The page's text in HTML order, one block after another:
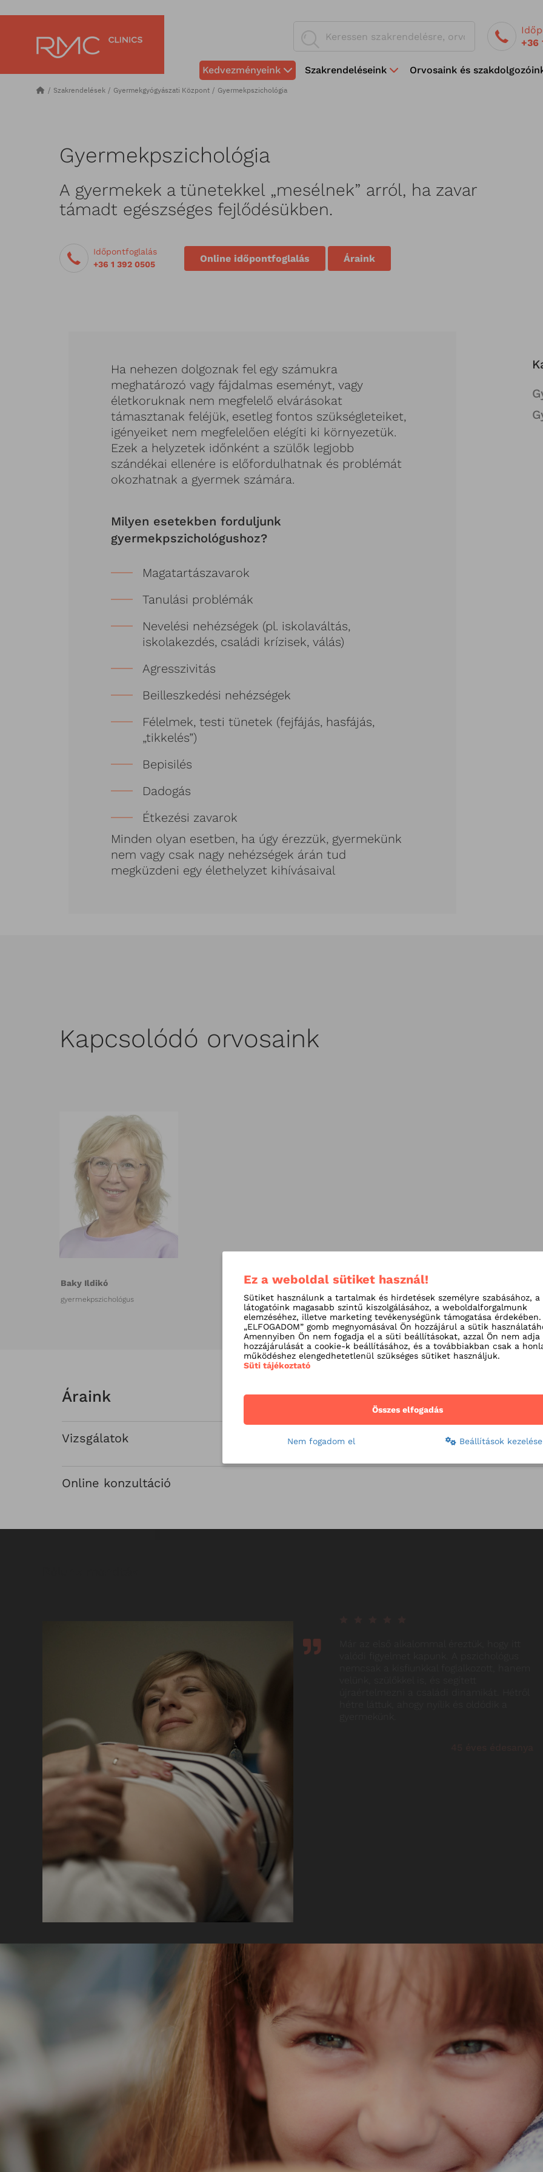
+36
Kedvezményeink Szakrendeléseink Orvosaink és
Szakrendelések Gyermekgyógyászati Központ Gyermekpszichológia
Gyermekpszichológia
A gyermekek a tünetekkel „mesélnek” arról, ha zavar
támadt egészséges fejlődésükben.
Időpontfoglalás
+36 1 392 0505
Online időpontfoglalás Áraink
Ha nehezen dolgoznak fel egy számukra
meghatározó vagy fájdalmas eseményt, vagy
életkoruknak nem megfelelő elvárásokat
támasztanak feléjük, esetleg fontos szükségleteiket,
igényeiket nem megfelelően elégíti ki környezetük.
Ezek a helyzetek időnként a szülők legjobb
szándékai ellenére is előfordulhatnak és problémát
okozhatnak a gyermek számára.
Milyen esetekben forduljunk
gyermekpszichológushoz?
Magatartászavarok
Tanulási problémák
Nevelési nehézségek (pl. iskolaváltás,
iskolakezdés, családi krízisek, válás)
Agresszivitás
Beilleszkedési nehézségek
Félelmek, testi tünetek (fejfájás, hasfájás,
„tikkelés”)
Bepisilés
Dadogás
Étkezési zavarok
Minden olyan esetben, ha úgy érezzük, gyermekünk
nem vagy csak nagy nehézségek árán tud
megküzdeni egy élethelyzet kihívásaival
Kapcsolódó orvosaink
Baky Ildikó
gyermekpszichológus
Áraink
Vizsgálatok
Online konzultáció
Ez a weboldal sütiket használ!
Sütiket használunk a tartalmak és hirdetések személyre szabásához, a
látogatóink magasabb szintű kiszolgálásához, a weboldalforgalmunk
elemzéséhez, illetve marketing tevékenységünk támogatása érdekében.
„ELFOGADOM” gomb megnyomásával Ön hozzájárul a sütik
Amennyiben Ön nem fogadja el a süti beállításokat, azzal Ön nem adja
hozzájárulását a cookie-k beállításához, és a továbbiakban csak a
működéshez elengedhetetlenül szükséges sütiket használjuk.
Süti tájékoztató
Összes elfogadás
Nem fogadom el Beállítások kezelése